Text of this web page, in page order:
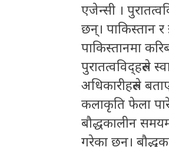
एजेन्सी ।
छन्। पाकिस्तान र
पाकिस्तानमा
पुरातत्वविद्हरुले
अधिकारीहरुले
कलाकृति फेला
बौद्धकालीन
गरेका छन्।